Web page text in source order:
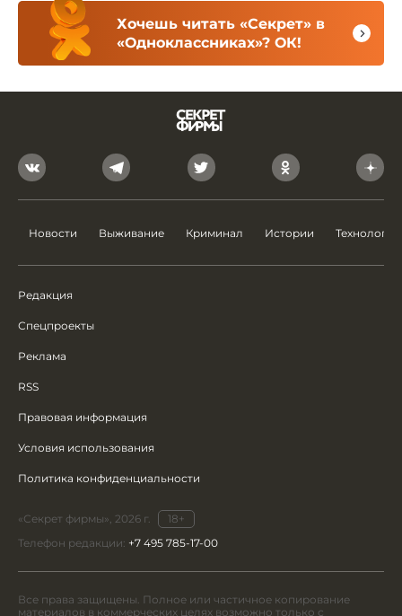
Хочешь читать «Секрет» в
«Одноклассниках»? ОК!
Новости Выживание Криминал Истории Технологии
Редакция
Спецпроекты
Реклама
RSS
Правовая информация
Условия использования
Политика конфиденциальности
«Секрет фирмы», 2026 г.
18+
Телефон редакции: +7 495 785-17-00
Все права защищены. Полное или частичное копирование
материалов в коммерческих целях возможно только с